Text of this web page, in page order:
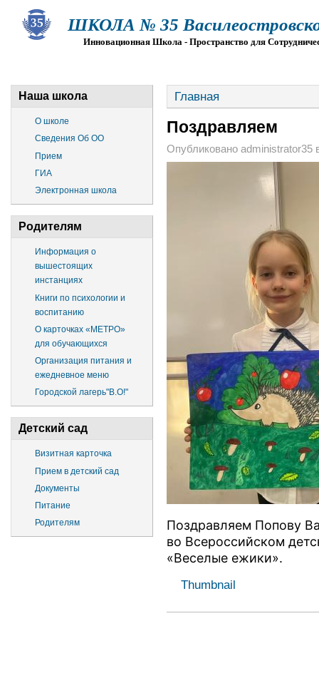
ШКОЛА № 35
Инновационная Школа - Пространство для
Наша школа
О школе
Сведения Об ОО
Прием
ГИА
Электронная школа
Родителям
Информация о
вышестоящих
инстанциях
Книги по психологии и
воспитанию
О карточках «МЕТРО»
для обучающихся
Организация питания и
ежедневное меню
Городской лагерь"В.О!"
Детский сад
Визитная карточка
Прием в детский сад
Документы
Питание
Родителям
Главная
Поздравляем
Опубликовано administrator35
Поздравляем Попову
во Всероссийском
«Веселые ежики».
Thumbnail